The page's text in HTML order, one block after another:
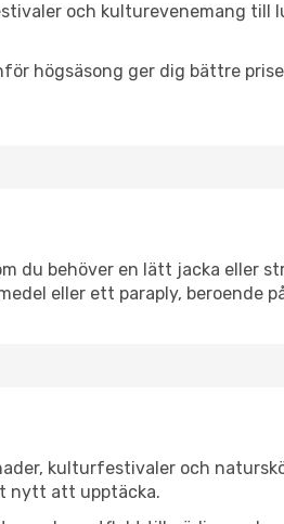
och kulturevenemang till
högsäsong ger dig bättre
du behöver en lätt jacka eller
eller ett paraply, beroende
kulturfestivaler och
nytt att upptäcka.